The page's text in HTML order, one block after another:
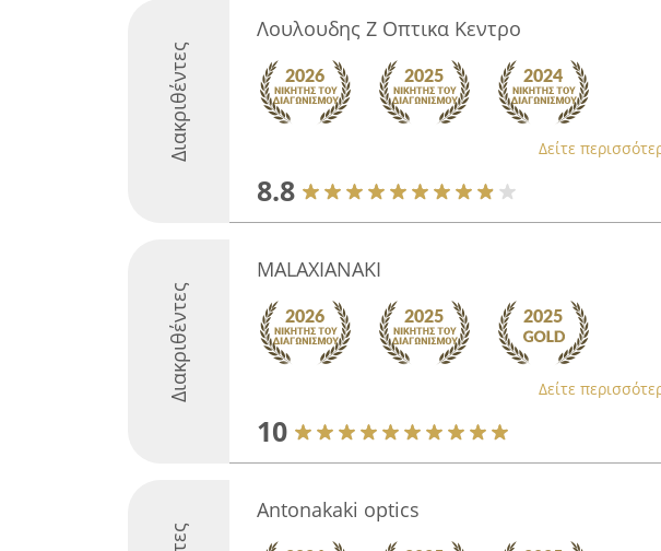
Διακριθέντες
Λουλουδης Ζ Οπτικα Κεντρο
Δείτε
8.8
Διακριθέντες
MALAXIANAKI
Δείτε
10
Antonakaki optics